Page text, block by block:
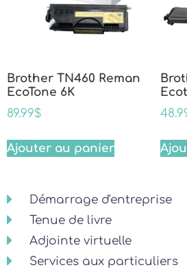
Brother TN460 Reman
EcoTone 6K
89.99$
Ajouter au panier
Démarrage d'entreprise
Tenue de livre
Adjointe virtuelle
Services aux particuliers